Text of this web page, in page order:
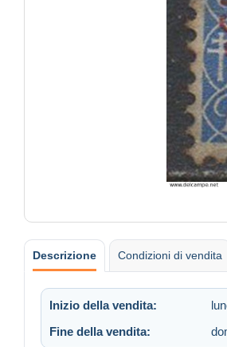
Descrizione Condizioni di vendita
Inizio della vendita:
Fine della vendita: